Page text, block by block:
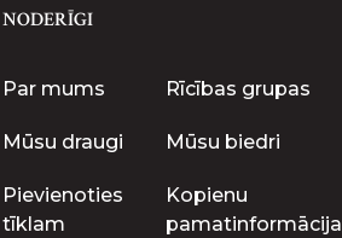
NODERĪGI
Par mums Rīcības grupas
Mūsu draugi Mūsu biedri
Pievienoties
tīklam
Kopienu
pamatinformācija